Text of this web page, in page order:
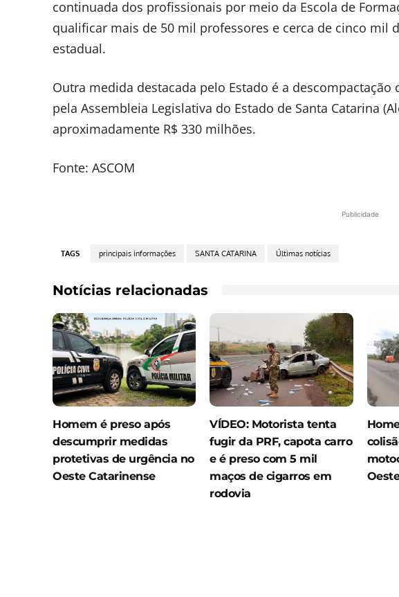
continuada dos profissionais por meio da Escola de
qualificar mais de 50 mil professores e cerca de cinco mil
estadual.
Outra medida destacada pelo Estado é a
pela Assembleia Legislativa do Estado de Santa Catarina
aproximadamente R$ 330 milhões.
Fonte: ASCOM
Publicidade
TAGS principais informações SANTA CATARINA Últimas notícias
Notícias relacionadas
Homem é preso após
descumprir medidas
protetivas de urgência no
Oeste Catarinense
VÍDEO: Motorista tenta
fugir da PRF, capota carro
e é preso com 5 mil
maços de cigarros em
rodovia